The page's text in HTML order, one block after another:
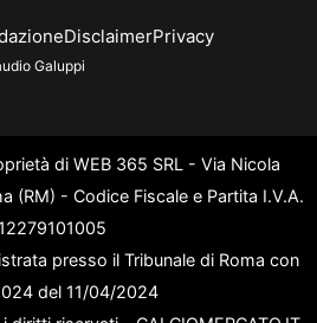
DisclaimerPrivacy
Galuppi
di WEB 365 SRL - Via Nicola
(RM) - Codice Fiscale e Partita I.V.A.
presso il Tribunale di Roma con
del 11/04/2024